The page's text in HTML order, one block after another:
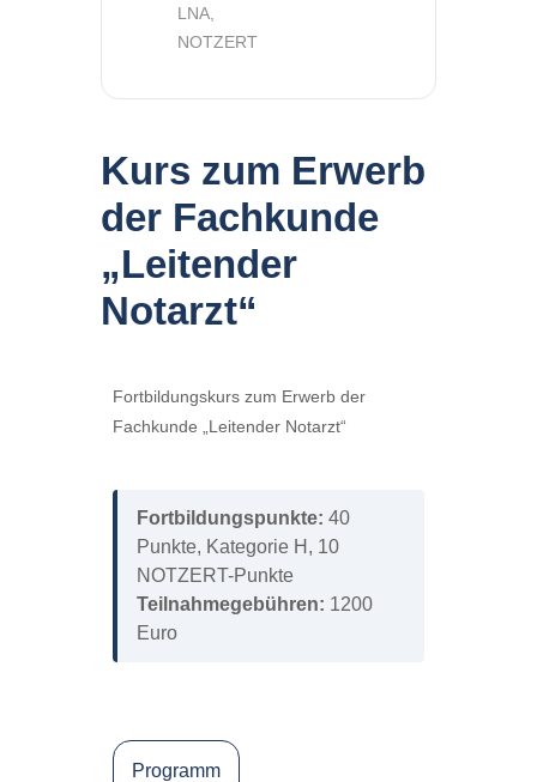
LNA,
NOTZERT
Kurs zum Erwerb
der Fachkunde
„Leitender
Notarzt“
Fortbildungskurs zum Erwerb der
Fachkunde „Leitender Notarzt“
Fortbildungspunkte: 40
Punkte, Kategorie H, 10
NOTZERT-Punkte
Teilnahmegebühren: 1200
Euro
Programm